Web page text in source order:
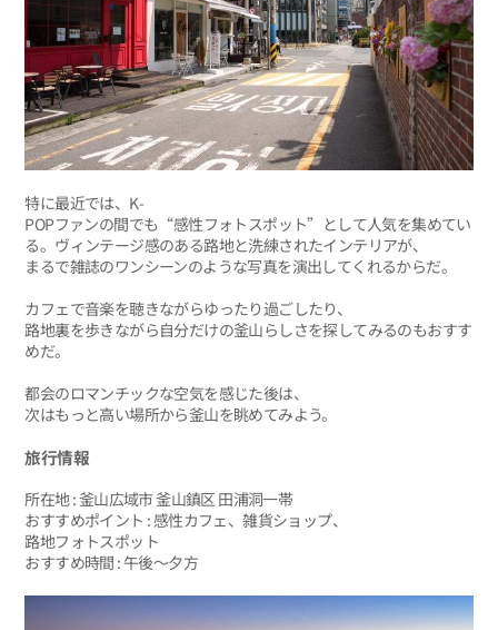
特に最近では、K-
POPファンの間でも“感性フォトスポット”として人気を集めてい
る。ヴィンテージ感のある路地と洗練されたインテリアが、
まるで雑誌のワンシーンのような写真を演出してくれるからだ。
カフェで音楽を聴きながらゆったり過ごしたり、
路地裏を歩きながら自分だけの釜山らしさを探してみるのもおすす
めだ。
都会のロマンチックな空気を感じた後は、
次はもっと高い場所から釜山を眺めてみよう。
旅行情報
所在地 : 釜山広域市 釜山鎮区 田浦洞一帯
おすすめポイント : 感性カフェ、雑貨ショップ、
路地フォトスポット
おすすめ時間 : 午後〜夕方